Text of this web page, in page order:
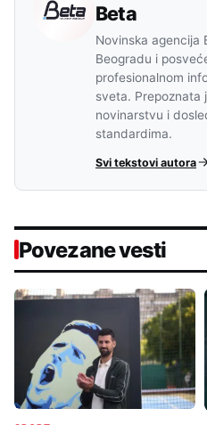
Beta
Novinska agencija
Beogradu i
profesionalnom
sveta. Prepoznata
novinarstvu i
standardima.
Svi tekstovi autora
Povezane vesti